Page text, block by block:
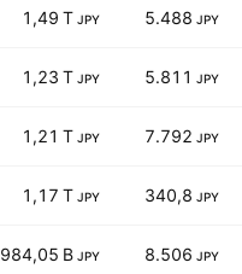
1,49 T JPY 5.488 JPY
1,23 T JPY 5.811 JPY
1,21 T JPY 7.792 JPY
1,17 T JPY 340,8 JPY
984,05 B JPY 8.506 JPY